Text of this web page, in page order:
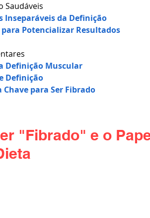
Saudáveis
Inseparáveis da Definição
Potencializar Resultados
Definição Muscular
Definição
para Ser Fibrado
"Fibrado" e o